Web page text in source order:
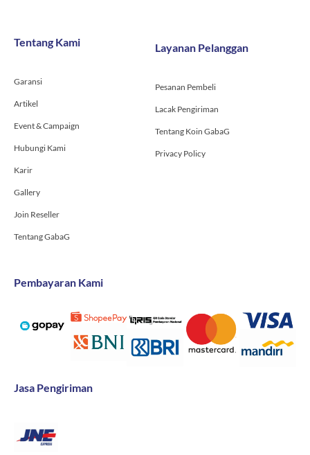
o
o
f
g
r
Tentang Kami
Garansi
Artikel
Event & Campaign
Hubungi Kami
Karir
Gallery
Join Reseller
Tentang GabaG
Layanan Pelanggan
Pesanan Pembeli
Lacak Pengiriman
Tentang Koin GabaG
Privacy Policy
Pembayaran Kami
Jasa Pengiriman